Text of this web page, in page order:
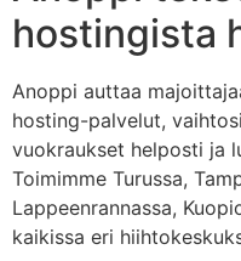
hostingista
Anoppi auttaa
hosting-palvelut,
vuokraukset helposti ja
Toimimme Turussa,
Lappeenrannassa,
kaikissa eri